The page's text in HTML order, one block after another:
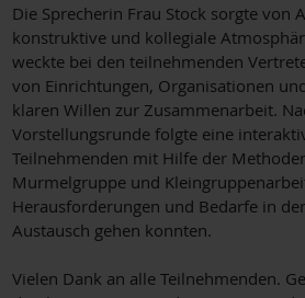
Die Sprecherin Frau Stock sorgte von
konstruktive und kollegiale
weckte bei den teilnehmenden
von Einrichtungen, Organisationen
klaren Willen zur Zusammenarbeit.
Vorstellungsrunde folgte eine
Teilnehmenden mit Hilfe der
Murmelgruppe und
Herausforderungen und Bedarfe in
Austausch gehen konnten.
Vielen Dank an alle Teilnehmenden.